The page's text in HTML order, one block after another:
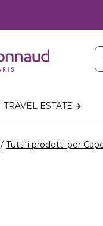
TRAVEL ESTATE ✈️
Tutti i prodotti per